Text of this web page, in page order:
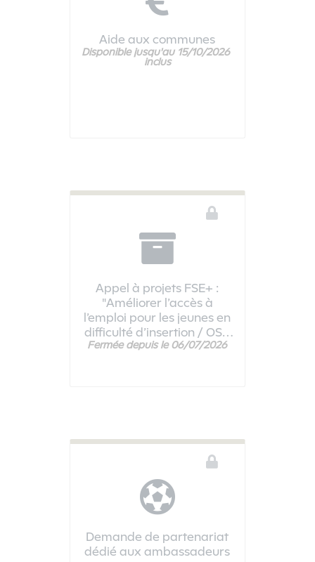
Aide aux communes
Vous devez être connecté pour accéder à ce téléservice
Disponible jusqu'au 15/10/2026
inclus
Appel à projets FSE+ :
"Améliorer l’accès à
l’emploi pour les jeunes en
difficulté d’insertion / OSA
- 2026/2027"
Ce téléservice n'est pas disponible
Fermée depuis le 06/07/2026
Demande de partenariat
dédié aux ambassadeurs